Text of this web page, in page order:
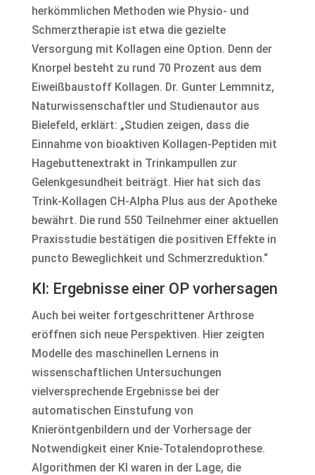
herkömmlichen Methoden wie Physio- und
Schmerztherapie ist etwa die gezielte
Versorgung mit Kollagen eine Option. Denn der
Knorpel besteht zu rund 70 Prozent aus dem
Eiweißbaustoff Kollagen. Dr. Gunter Lemmnitz,
Naturwissenschaftler und Studienautor aus
Bielefeld, erklärt: „Studien zeigen, dass die
Einnahme von bioaktiven Kollagen-Peptiden mit
Hagebuttenextrakt in Trinkampullen zur
Gelenkgesundheit beiträgt. Hier hat sich das
Trink-Kollagen CH-Alpha Plus aus der Apotheke
bewährt. Die rund 550 Teilnehmer einer aktuellen
Praxisstudie bestätigen die positiven Effekte in
puncto Beweglichkeit und Schmerzreduktion.“
KI: Ergebnisse einer OP vorhersagen
Auch bei weiter fortgeschrittener Arthrose
eröffnen sich neue Perspektiven. Hier zeigten
Modelle des maschinellen Lernens in
wissenschaftlichen Untersuchungen
vielversprechende Ergebnisse bei der
automatischen Einstufung von
Knieröntgenbildern und der Vorhersage der
Notwendigkeit einer Knie-Totalendoprothese.
Algorithmen der KI waren in der Lage, die